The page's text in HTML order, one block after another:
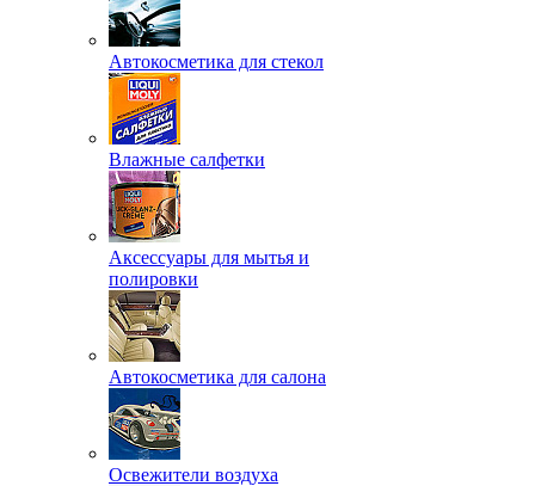
Автокосметика для стекол
Влажные салфетки
Аксессуары для мытья и
полировки
Автокосметика для салона
Освежители воздуха